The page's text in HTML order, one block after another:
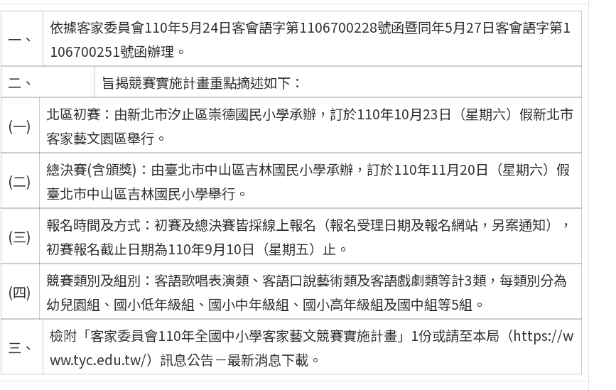
一、
依據客家委員會110年5月24日客會語字第1106700228號函暨同年5月27日客會語字第1
106700251號函辦理。
二、
旨揭競賽實施計畫重點摘述如下：
(一)
北區初賽：由新北市汐止區崇德國民小學承辦，訂於110年10月23日（星期六）假新北市
客家藝文園區舉行。
(二)
總決賽(含頒獎)：由臺北市中山區吉林國民小學承辦，訂於110年11月20日（星期六）假
臺北市中山區吉林國民小學舉行。
(三)
報名時間及方式：初賽及總決賽皆採線上報名（報名受理日期及報名網站，另案通知），
初賽報名截止日期為110年9月10日（星期五）止。
(四)
競賽類別及組別：客語歌唱表演類、客語口說藝術類及客語戲劇類等計3類，每類別分為
幼兒園組、國小低年級組、國小中年級組、國小高年級組及國中組等5組。
三、
檢附「客家委員會110年全國中小學客家藝文競賽實施計畫」1份或請至本局（https://w
ww.tyc.edu.tw/）訊息公告－最新消息下載。